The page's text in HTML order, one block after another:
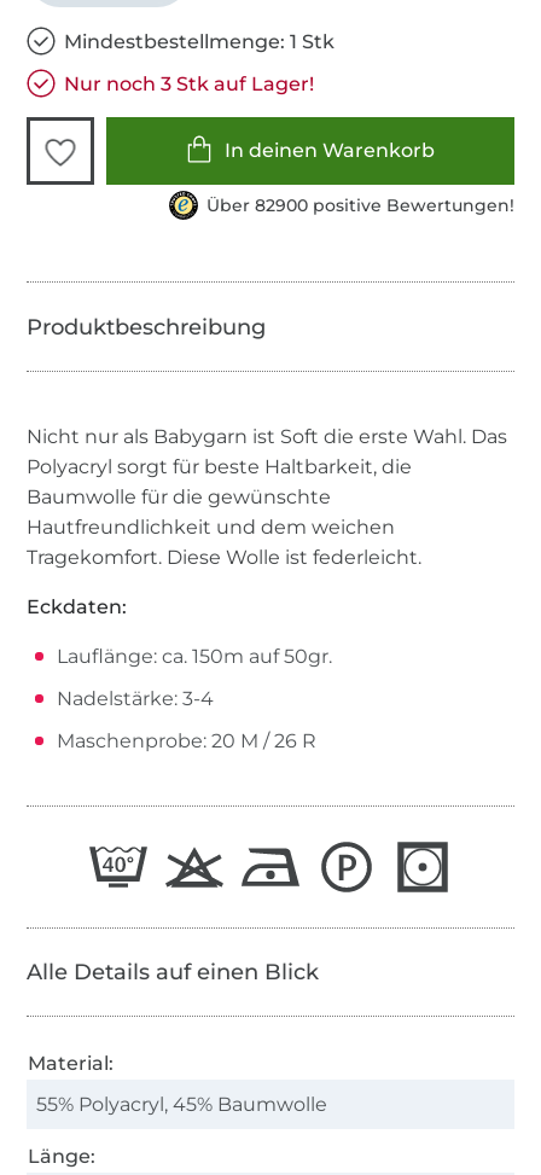
Mindestbestellmenge: 1 Stk
Nur noch 3 Stk auf Lager!
In deinen Warenkorb
Über 82900 positive Bewertungen!
Nicht nur als Babygarn ist Soft die erste Wahl. Das
Polyacryl sorgt für beste Haltbarkeit, die
Baumwolle für die gewünschte
Hautfreundlichkeit und dem weichen
Tragekomfort. Diese Wolle ist federleicht.
Eckdaten:
Lauflänge: ca. 150m auf 50gr.
Nadelstärke: 3-4
Maschenprobe: 20 M / 26 R
Alle Details auf einen Blick
Material:
55% Polyacryl, 45% Baumwolle
Länge: